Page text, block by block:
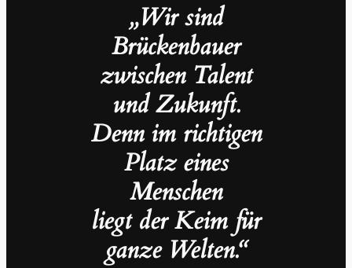
„Wir sind
Brückenbauer
zwischen Talent
und Zukunft.
Denn im richtigen
Platz eines
Menschen
liegt der Keim für
ganze Welten.“